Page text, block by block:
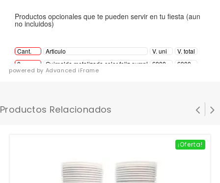
powered by Advanced iFrame
Productos Relacionados
¡Oferta!